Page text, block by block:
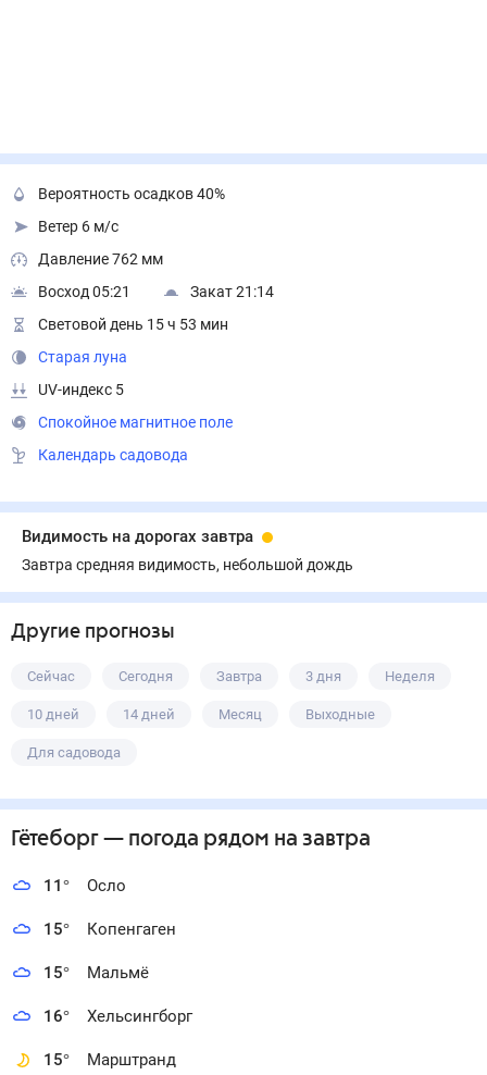
Вероятность осадков 40%
Ветер 6 м/с
Давление 762 мм
Восход 05:21
Закат 21:14
Световой день 15 ч 53 мин
Старая луна
UV-индекс 5
Спокойное магнитное поле
Календарь садовода
Видимость на дорогах завтра
Завтра средняя видимость, небольшой дождь
Другие прогнозы
Сейчас Сегодня Завтра 3 дня Неделя
10 дней 14 дней Месяц Выходные
Для садовода
Гётеборг— погода рядом на завтра
11° Осло
15° Копенгаген
15° Мальмё
16° Хельсингборг
15° Марштранд